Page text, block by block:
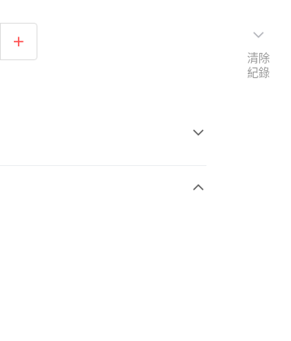
清除
紀錄